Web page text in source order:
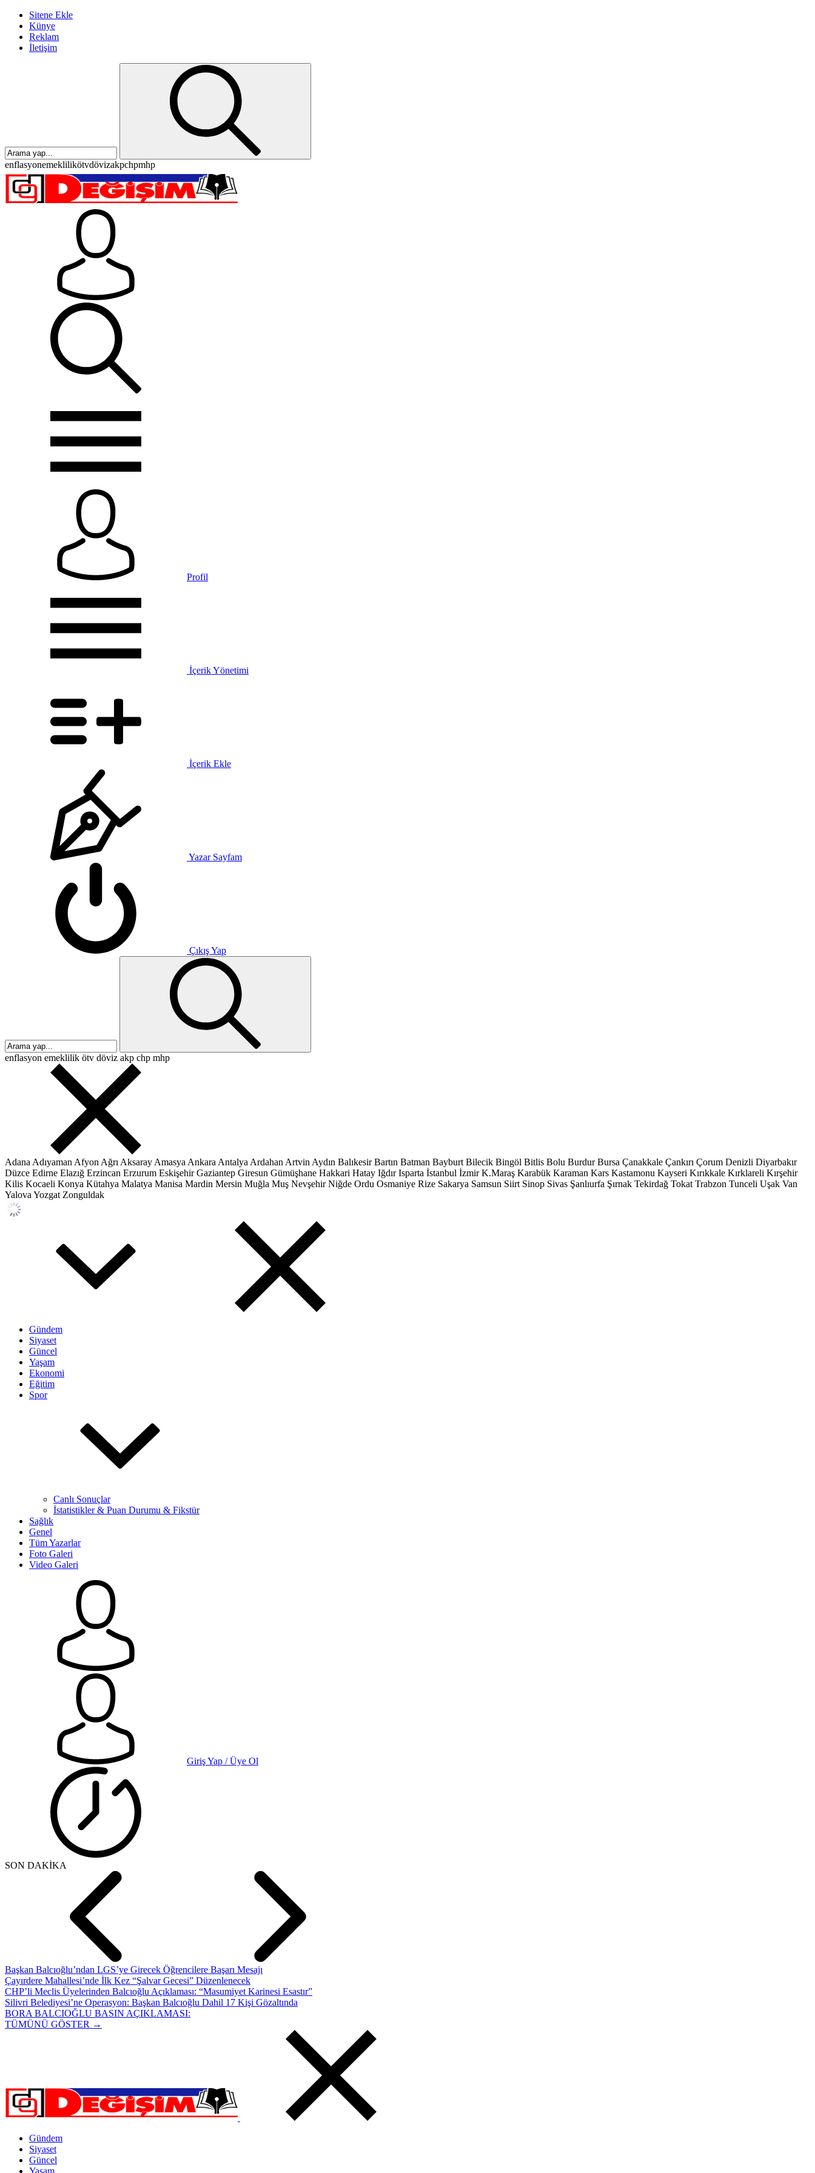
Sitene Ekle
Künye
Reklam
İletişim
enflasyonemeklilikötvdövizakpchpmhp
Profil
İçerik Yönetimi
İçerik Ekle
Yazar Sayfam
Çıkış Yap
enflasyon emeklilik ötv döviz akp chp mhp
Adana Adıyaman Afyon Ağrı Aksaray Amasya Ankara Antalya Ardahan Artvin Aydın Balıkesir Bartın Batman Bayburt Bilecik Bingöl Bitlis Bolu Burdur Bursa Çanakkale Çankırı Çorum Denizli Diyarbakır
Düzce Edirne Elazığ Erzincan Erzurum Eskişehir Gaziantep Giresun Gümüşhane Hakkari Hatay Iğdır Isparta İstanbul İzmir K.Maraş Karabük Karaman Kars Kastamonu Kayseri Kırıkkale Kırklareli Kırşehir
Kilis Kocaeli Konya Kütahya Malatya Manisa Mardin Mersin Muğla Muş Nevşehir Niğde Ordu Osmaniye Rize Sakarya Samsun Siirt Sinop Sivas Şanlıurfa Şırnak Tekirdağ Tokat Trabzon Tunceli Uşak Van
Yalova Yozgat Zonguldak
Gündem
Siyaset
Güncel
Yaşam
Ekonomi
Eğitim
Spor
Canlı Sonuçlar
İstatistikler & Puan Durumu & Fikstür
Sağlık
Genel
Tüm Yazarlar
Foto Galeri
Video Galeri
Giriş Yap / Üye Ol
SON DAKİKA
Başkan Balcıoğlu’ndan LGS’ye Girecek Öğrencilere Başarı Mesajı
Çayırdere Mahallesi’nde İlk Kez “Şalvar Gecesi” Düzenlenecek
CHP’li Meclis Üyelerinden Balcıoğlu Açıklaması: “Masumiyet Karinesi Esastır”
Silivri Belediyesi’ne Operasyon: Başkan Balcıoğlu Dahil 17 Kişi Gözaltında
BORA BALCIOĞLU BASIN AÇIKLAMASI:
TÜMÜNÜ GÖSTER →
Gündem
Siyaset
Güncel
Yaşam